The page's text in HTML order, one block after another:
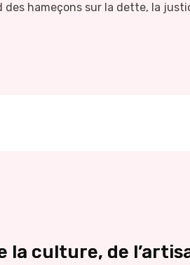
hameçons sur la dette, la
la culture, de